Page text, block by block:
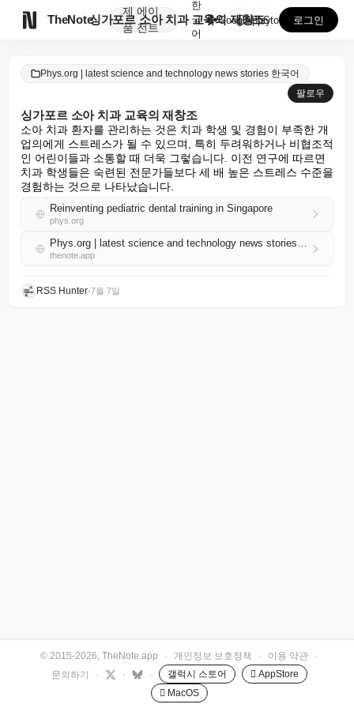
TheNote
제
품
에이
전트
싱가포르 소아 치과 교육의 재창조
한
국
어
GooglePlay
AppStore 로그인
Phys.org | latest science and technology news stories 한국어
팔로우
싱가포르 소아 치과 교육의 재창조
소아 치과 환자를 관리하는 것은 치과 학생 및 경험이 부족한 개
업의에게 스트레스가 될 수 있으며, 특히 두려워하거나 비협조적
인 어린이들과 소통할 때 더욱 그렇습니다. 이전 연구에 따르면
치과 학생들은 숙련된 전문가들보다 세 배 높은 스트레스 수준을
경험하는 것으로 나타났습니다.
Reinventing pediatric dental training in Singapore
phys.org
Phys.org | latest science and technology news stories 한국어 RSS
thenote.app
RSS Hunter•7월 7일
© 2015-2026, TheNote.app · 개인정보 보호정책 · 이용 약관
·
문의하기
· · · 갤럭시 스토어
 AppStore
 MacOS